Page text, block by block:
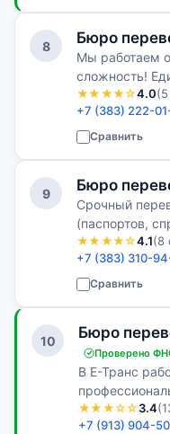
8 Бюро
Мы работаем
сложность!
письменного
обсудим все
оптимальный
★★★★☆4.0(5
+7 (383) 222-
Сравнить
9 Бюро
Срочный
(паспортов,
т. п.)
★★★★☆4.1(8
+7 (383) 310-
Сравнить
10 Бюро
Проверено
В Е-Транс
★★★☆☆3.4
+7 (913) 904-